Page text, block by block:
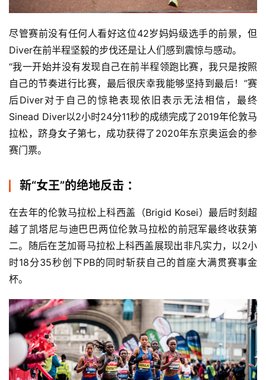
比
赛
观
察
备
训
练
视
频
用
户
选
尽管赛前没有任何人看好这位42岁妈妈级选手的前景，但
Diver在前半程坚毅的步伐还是让人们感到震惊与感动。
“我一开始并没有发现自己在前半程领跑比赛，我只是按照
自己的节奏进行比赛，最后很庆幸我能够坚持到最后！”赛
后Diver对于自己的惊艳表现依旧表示无法相信，最终
Sinead Diver以2小时24分11秒的成绩完成了2019年伦敦马
拉松，跻身女子第七，成功获得了2020年东京奥运会的参
赛门票。
新“女王”的绝地反击 ：
在去年的伦敦马拉松上科西盖（Brigid Kosei）最后时刻超
越了凯塔尼与迪巴巴两位伦敦马拉松的前冠军最终收获第
二。随后在芝加哥马拉松上科西盖展现出非凡实力，以2小
时18分35秒创下PB的同时斩获自己的首座大满贯赛事金
杯。